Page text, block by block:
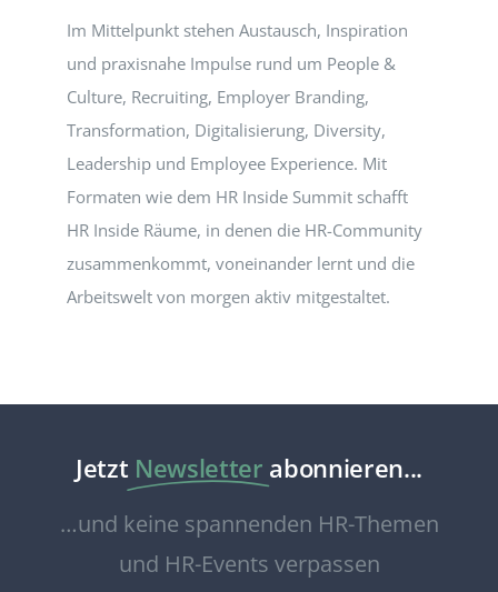
Im Mittelpunkt stehen Austausch, Inspiration
und praxisnahe Impulse rund um People &
Culture, Recruiting, Employer Branding,
Transformation, Digitalisierung, Diversity,
Leadership und Employee Experience. Mit
Formaten wie dem HR Inside Summit schafft
HR Inside Räume, in denen die HR-Community
zusammenkommt, voneinander lernt und die
Arbeitswelt von morgen aktiv mitgestaltet.
Jetzt Newsletter abonnieren...
…und keine spannenden HR-Themen
und HR-Events verpassen